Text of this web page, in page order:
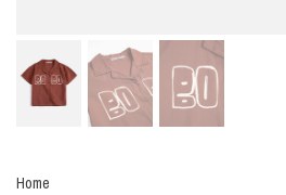
Home